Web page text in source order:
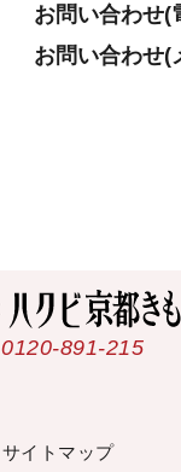
お問い合わせ(
お問い合わせ(
0120-891-215
サイトマップ